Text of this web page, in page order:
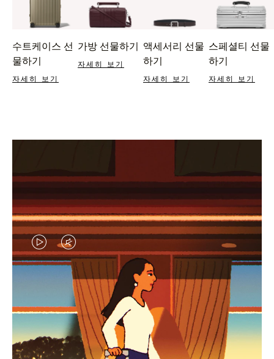
수트케이스 선
물하기
자세히 보기
가방 선물하기
자세히 보기
액세서리 선물
하기
자세히 보기
스페셜티 선물
하기
자세히 보기
VIDEO
IS
PLAYED,
PLEASE
PRESS
VIDEO
IS
MUTED,
PLEASE
PRESS
엄선된 기프트 셀렉션
모든 여정의 완벽한 동반자 찾
기